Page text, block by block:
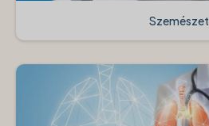
Szemészet